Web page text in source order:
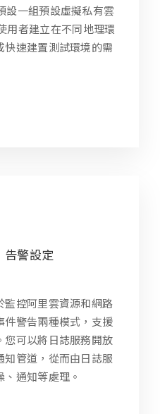
設一組預設虛擬私有雲
用者建立在不同地理環
速建置測試環境的需
警設定
監控阿里雲資源和網路
件警告兩種模式，支援
您可以將日誌服務開放
管道，從而由日誌服
通知等處理。